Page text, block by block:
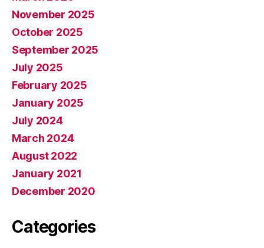
November 2025
October 2025
September 2025
July 2025
February 2025
January 2025
July 2024
March 2024
August 2022
January 2021
December 2020
Categories